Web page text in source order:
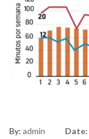
By: admin Date: